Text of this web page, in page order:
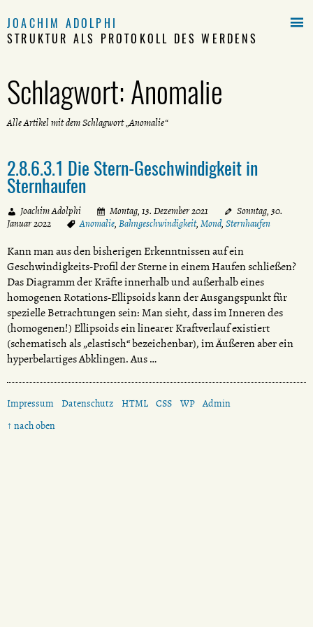
JOACHIM ADOLPHI
STRUKTUR ALS PROTOKOLL DES WERDENS
Schlagwort:Anomalie
Alle Artikel mit dem Schlagwort „Anomalie“
2.8.6.3.1 Die Stern-Geschwindigkeit in
Sternhaufen
Joachim Adolphi Montag, 13. Dezember 2021
Sonntag, 30.
Januar 2022
Anomalie, Bahngeschwindigkeit, Mond, Sternhaufen
Kann man aus den bisherigen Erkenntnissen auf ein
Geschwindigkeits-Profil der Sterne in einem Haufen schließen?
Das Diagramm der Kräfte innerhalb und außerhalb eines
homogenen Rotations-Ellipsoids kann der Ausgangspunkt für
spezielle Betrachtungen sein: Man sieht, dass im Inneren des
(homogenen!) Ellipsoids ein linearer Kraftverlauf existiert
(schematisch als „elastisch“ bezeichenbar), im Äußeren aber ein
hyperbelartiges Abklingen. Aus …

Impressum Datenschutz HTML CSS WP Admin
↑ nach oben